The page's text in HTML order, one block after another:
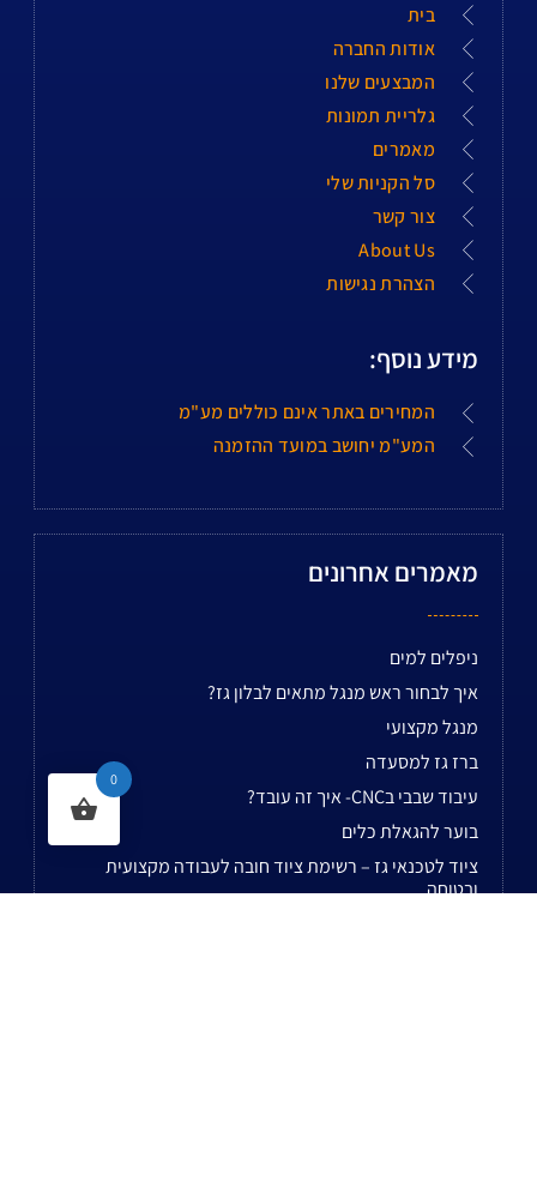
בית
אודות החברה
המבצעים שלנו
גלריית תמונות
מאמרים
סל הקניות שלי
צור קשר
About Us
הצהרת נגישות
מידע נוסף:
המחירים באתר אינם כוללים מע"מ
המע"מ יחושב במועד ההזמנה
מאמרים אחרונים
ניפלים למים
איך לבחור ראש מנגל מתאים לבלון גז?
מנגל מקצועי
ברז גז למסעדה
עיבוד שבבי בCNC- איך זה עובד?
בוער להגאלת כלים
ציוד לטכנאי גז – רשימת ציוד חובה לעבודה מקצועית
ובטוחה
0